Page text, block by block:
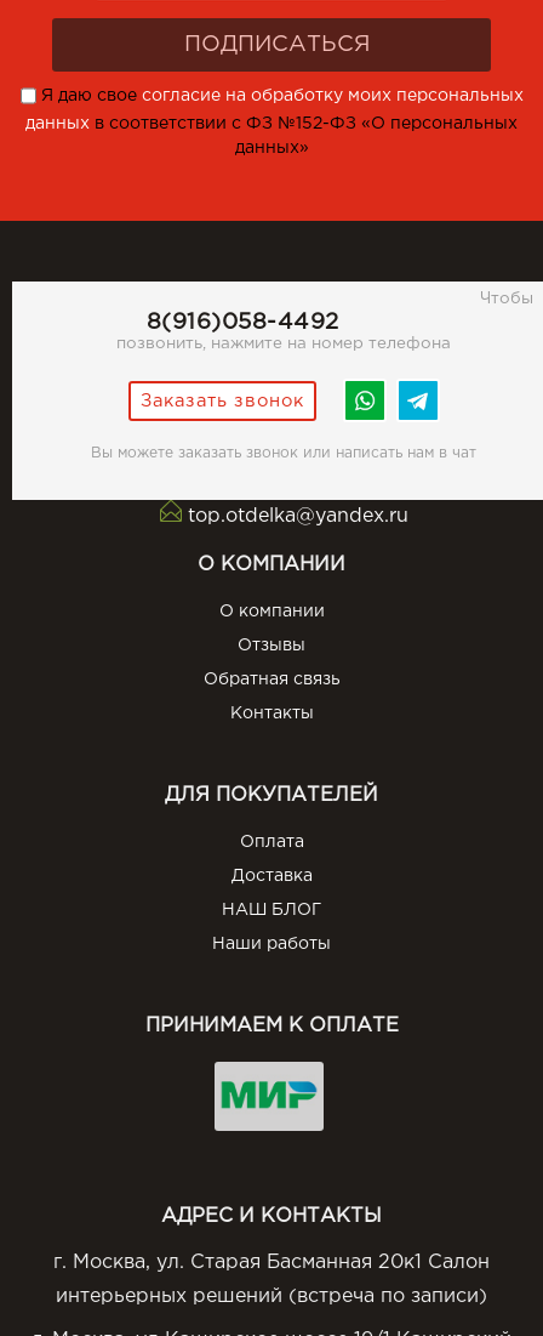
Я даю свое согласие на обработку моих персональных
данных в соответствии с ФЗ №152-ФЗ «О персональных
данных»
8(916)058-4492
Чтобы
позвонить, нажмите на номер телефона
Заказать звонок
Вы можете заказать звонок или написать нам в чат
top.otdelka@yandex.ru
О КОМПАНИИ
О компании
Отзывы
Обратная связь
Контакты
ДЛЯ ПОКУПАТЕЛЕЙ
Оплата
Доставка
НАШ БЛОГ
Наши работы
ПРИНИМАЕМ К ОПЛАТЕ
АДРЕС И КОНТАКТЫ
г. Москва, ул. Старая Басманная 20к1 Салон
интерьерных решений (встреча по записи)